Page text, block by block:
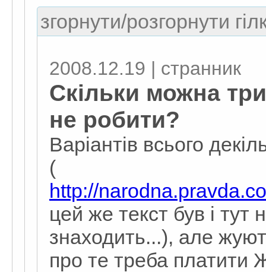
згорнути/розгорнути
2008.12.19 | странник
Скільки можна
не робити?
Варіантів всього
(
http://
цей же текст був і
знаходить...), але
про те треба платити